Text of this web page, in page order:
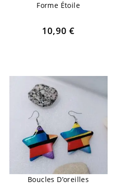
Forme Étoile
10,90€
Boucles D’oreilles